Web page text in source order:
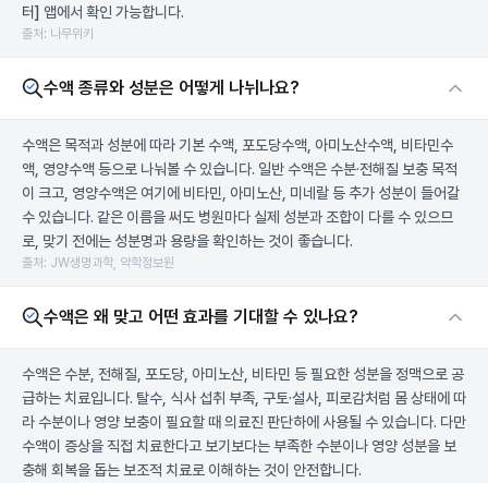
터] 앱에서 확인 가능합니다.
출처: 나무위키
수액 종류와 성분은 어떻게 나뉘나요?
수액은 목적과 성분에 따라 기본 수액, 포도당수액, 아미노산수액, 비타민수
액, 영양수액 등으로 나눠볼 수 있습니다. 일반 수액은 수분·전해질 보충 목적
이 크고, 영양수액은 여기에 비타민, 아미노산, 미네랄 등 추가 성분이 들어갈
수 있습니다. 같은 이름을 써도 병원마다 실제 성분과 조합이 다를 수 있으므
로, 맞기 전에는 성분명과 용량을 확인하는 것이 좋습니다.
출처: JW생명과학, 약학정보원
수액은 왜 맞고 어떤 효과를 기대할 수 있나요?
수액은 수분, 전해질, 포도당, 아미노산, 비타민 등 필요한 성분을 정맥으로 공
급하는 치료입니다. 탈수, 식사 섭취 부족, 구토·설사, 피로감처럼 몸 상태에 따
라 수분이나 영양 보충이 필요할 때 의료진 판단하에 사용될 수 있습니다. 다만
수액이 증상을 직접 치료한다고 보기보다는 부족한 수분이나 영양 성분을 보
충해 회복을 돕는 보조적 치료로 이해하는 것이 안전합니다.